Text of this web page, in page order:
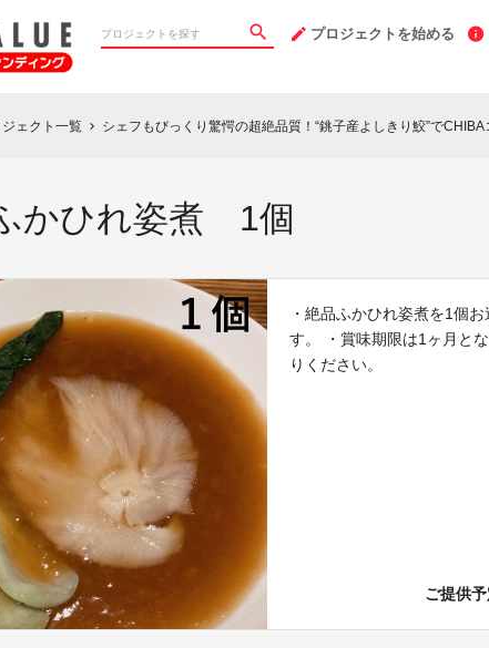
プロジェクトを始める
ジェクト一覧 chevron_right シェフもびっくり驚愕の超絶品質！“銚子産よしきり鮫”で
かひれ姿煮 1個
・絶品ふかひれ姿煮を1個
す。 ・賞味期限は1ヶ月と
りください。
ご提供